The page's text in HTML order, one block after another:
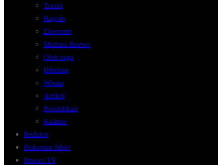
Travel
Ragam
Ekonomi
Mutiara Bnews
Olah raga
Hiburan
Wisata
Artikel
Pendidikan
Kuliner
Redaksi
Pedoman Siber
Bnews TV